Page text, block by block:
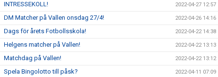
INTRESSEKOLL! 2022-04-27 12:57
DM Matcher på Vallen onsdag 27/4! 2022-04-26 14:16
Dags för årets Fotbollsskola! 2022-04-22 14:38
Helgens matcher på Vallen! 2022-04-22 13:13
Matchdag på Vallen! 2022-04-22 13:12
Spela Bingolotto till påsk? 2022-04-11 07:09